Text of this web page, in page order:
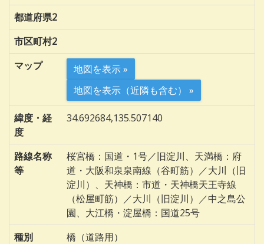
都道府県2
市区町村2
マップ
地図を表示 »
地図を表示（近隣も含む） »
緯度・経
度
34.692684,135.507140
路線名称
等
桜宮橋：国道・1号／旧淀川、天満橋：府
道・大阪和泉泉南線（谷町筋）／大川（旧
淀川）、天神橋：市道・天神橋天王寺線
（松屋町筋）／大川（旧淀川）／中之島公
園、大江橋・淀屋橋：国道25号
種別
橋（道路用）